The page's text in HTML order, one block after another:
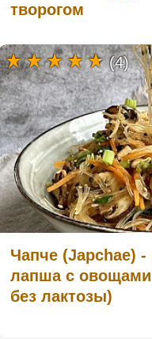
творогом
Чапче (Japchae) -
лапша с овощами
без лактозы)
(4)